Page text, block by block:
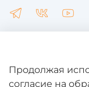
Общая
Продолжая
согласие на